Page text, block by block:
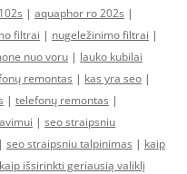
| aquaphor ro 202s |
filtrai | nugeležinimo filtrai |
nuo voru | lauko kubilai
remontas | kas yra seo |
| telefonų remontas |
| seo straipsniu
| seo straipsniu talpinimas | kaip
kaip išsirinkti geriausią valiklį